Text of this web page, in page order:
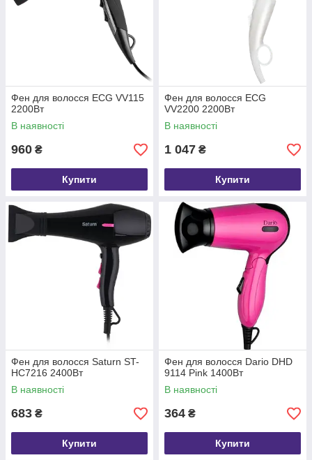
Фен для волосся ECG VV115
2200Вт
В наявності
960 ₴
Купити
Фен для волосся ECG
VV2200 2200Вт
В наявності
1 047 ₴
Купити
Фен для волосся Saturn ST-
HC7216 2400Вт
В наявності
683 ₴
Купити
Фен для волосся Dario DHD
9114 Pink 1400Вт
В наявності
364 ₴
Купити